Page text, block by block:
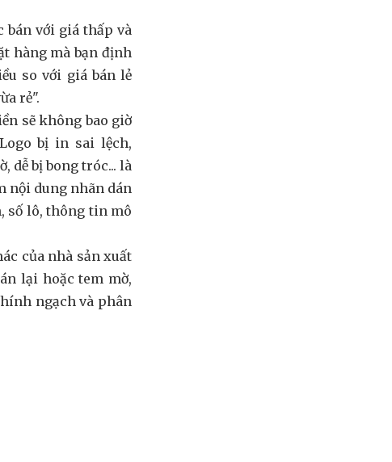
bán với giá thấp và
hàng mà bạn định
so với giá bán lẻ
rẻ".
sẽ không bao giờ
bị in sai lệch,
dễ bị bong tróc... là
nội dung nhãn dán
số lô, thông tin mô
của nhà sản xuất
lại hoặc tem mờ,
ngạch và phân